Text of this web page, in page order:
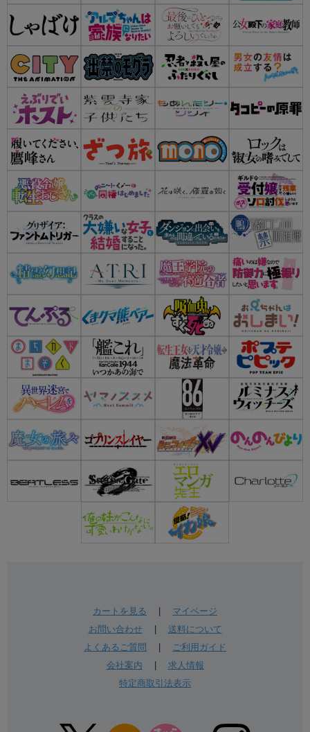
カートを見る
マイページ
お問い合わせ| 送料について
よくあるご質問
ご利用ガイド
会社案内
求人情報
特定商取引法表示